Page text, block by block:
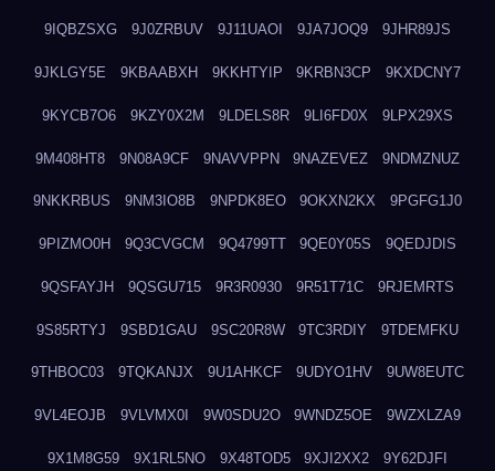
9IQBZSXG 9J0ZRBUV 9J11UAOI 9JA7JOQ9 9JHR89JS
9JKLGY5E 9KBAABXH 9KKHTYIP 9KRBN3CP 9KXDCNY7
9KYCB7O6 9KZY0X2M 9LDELS8R 9LI6FD0X 9LPX29XS
9M408HT8 9N08A9CF 9NAVVPPN 9NAZEVEZ 9NDMZNUZ
9NKKRBUS 9NM3IO8B 9NPDK8EO 9OKXN2KX 9PGFG1J0
9PIZMO0H 9Q3CVGCM 9Q4799TT 9QE0Y05S 9QEDJDIS
9QSFAYJH 9QSGU715 9R3R0930 9R51T71C 9RJEMRTS
9S85RTYJ 9SBD1GAU 9SC20R8W 9TC3RDIY 9TDEMFKU
9THBOC03 9TQKANJX 9U1AHKCF 9UDYO1HV 9UW8EUTC
9VL4EOJB 9VLVMX0I 9W0SDU2O 9WNDZ5OE 9WZXLZA9
9X1M8G59 9X1RL5NO 9X48TOD5 9XJI2XX2 9Y62DJFI